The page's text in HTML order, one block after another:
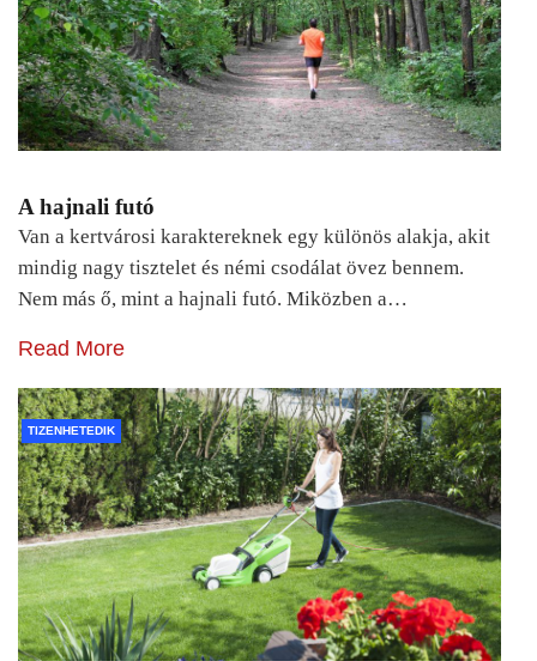
A hajnali futó
Van a kertvárosi karaktereknek egy különös alakja, akit
mindig nagy tisztelet és némi csodálat övez bennem.
Nem más ő, mint a hajnali futó. Miközben a…
Read More
TIZENHETEDIK